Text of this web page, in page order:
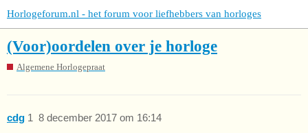
Horlogeforum.nl - het forum voor liefhebbers van horloges
(Voor)oordelen over je horloge
Algemene Horlogepraat
cdg 8 december 2017 om 16:14
1